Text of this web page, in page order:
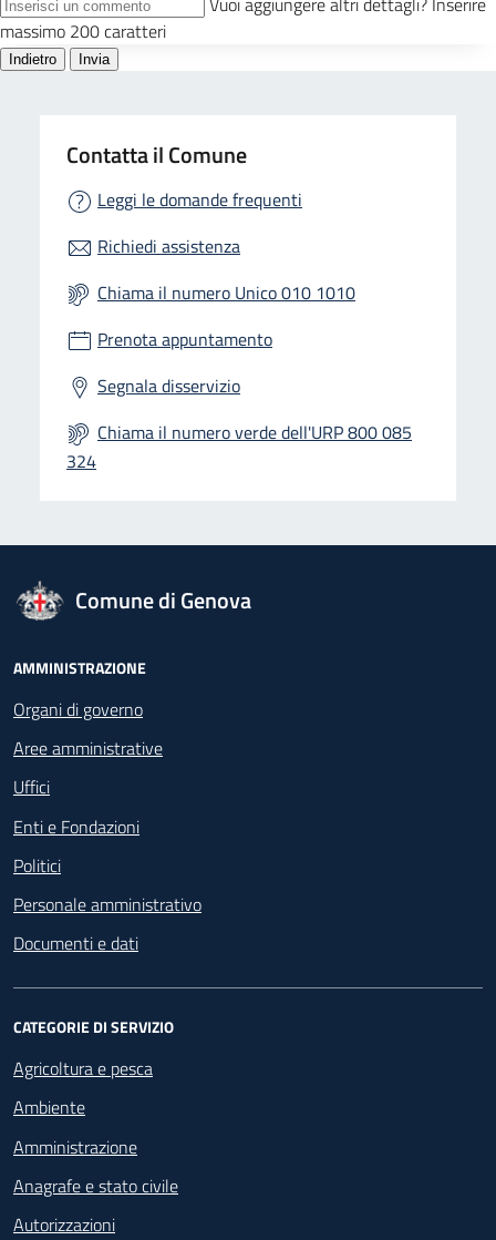
Contatta il Comune
Leggi le domande frequenti
Richiedi assistenza
Chiama il numero Unico 010 1010
Prenota appuntamento
Segnala disservizio
Chiama il numero verde dell'URP 800 085
324
logo Unione Europea
Comune di Genova
Footer - Navigazione
AMMINISTRAZIONE
Organi di governo
Aree amministrative
Uffici
Enti e Fondazioni
Politici
Personale amministrativo
Documenti e dati
CATEGORIE DI SERVIZIO
Agricoltura e pesca
Ambiente
Amministrazione
Anagrafe e stato civile
Autorizzazioni